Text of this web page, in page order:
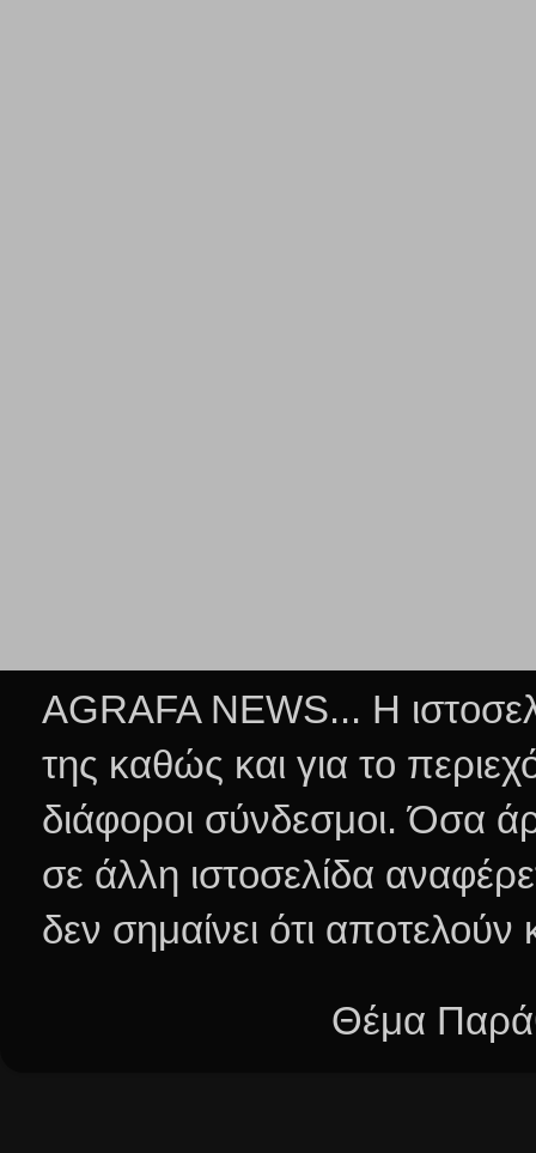
AGRAFA NEWS... Η
της καθώς και για το
διάφοροι σύνδεσμοι.Όσα
σε άλλη ιστοσελίδα
δεν σημαίνει ότι
Θέμα